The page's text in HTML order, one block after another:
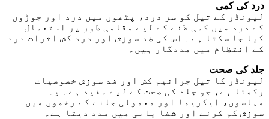
درد کی کمی
لیونڈر کے تیل کو سر درد، پٹھوں میں درد اور جوڑوں
کے درد میں کمی لانے کے لیے مقامی طور پر استعمال
کیا جا سکتا ہے۔ اس کی ضد سوزش اور درد کش اثرات درد
کے انتظام میں مددگار ہیں۔
جلد کی صحت
لیونڈر کا تیل جراثیم کش اور ضد سوزش خصوصیات
رکھتا ہے، جو جلد کی صحت کے لیے مفید ہے۔ یہ
مہاسوں، ایکزیما اور معمولی جلنے کے زخموں میں
سوزش کم کرنے اور شفا یابی میں مدد دیتا ہے۔